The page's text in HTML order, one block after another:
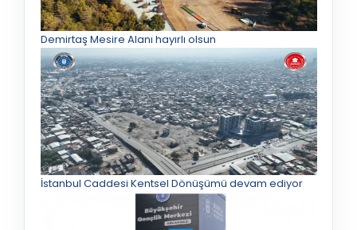
Demirtaş Mesire Alanı hayırlı olsun
İstanbul Caddesi Kentsel Dönüşümü devam ediyor